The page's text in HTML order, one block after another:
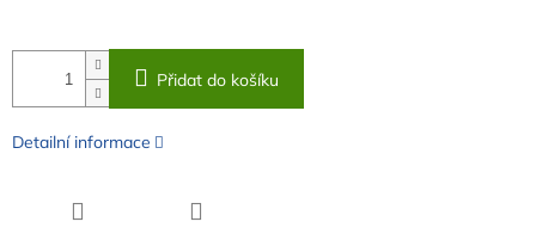
Přidat do košíku
Detailní informace